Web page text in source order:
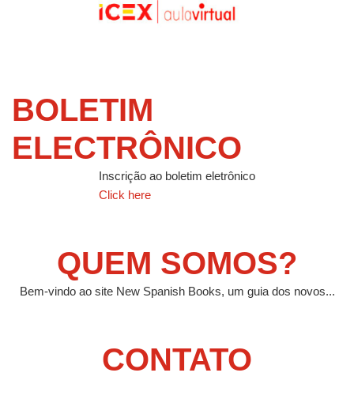
BOLETIM
ELECTRÔNICO
Inscrição ao boletim eletrônico
Click here
QUEM SOMOS?
Bem-vindo ao site New Spanish Books, um guia dos novos...
CONTATO